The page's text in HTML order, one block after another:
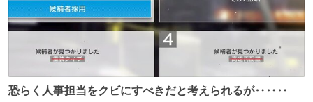
恐らく人事担当をクビにすべきだと考えられるが‥‥‥